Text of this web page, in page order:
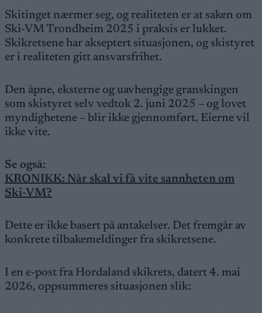
Skitinget nærmer seg, og realiteten er at saken om
Ski-VM Trondheim 2025 i praksis er lukket.
Skikretsene har akseptert situasjonen, og skistyret
er i realiteten gitt ansvarsfrihet.
Den åpne, eksterne og uavhengige granskingen
som skistyret selv vedtok 2. juni 2025 – og lovet
myndighetene – blir ikke gjennomført. Eierne vil
ikke vite.
Se også:
KRONIKK: Når skal vi få vite sannheten om
Ski-VM?
Dette er ikke basert på antakelser. Det fremgår av
konkrete tilbakemeldinger fra skikretsene.
I en e-post fra Hordaland skikrets, datert 4. mai
2026, oppsummeres situasjonen slik: